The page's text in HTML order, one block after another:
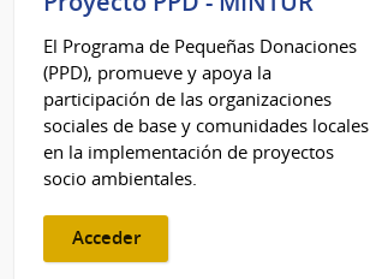
El Programa de Pequeñas Donaciones
(PPD), promueve y apoya la
participación de las organizaciones
sociales de base y comunidades locales
en la implementación de proyectos
socio ambientales.
Acceder